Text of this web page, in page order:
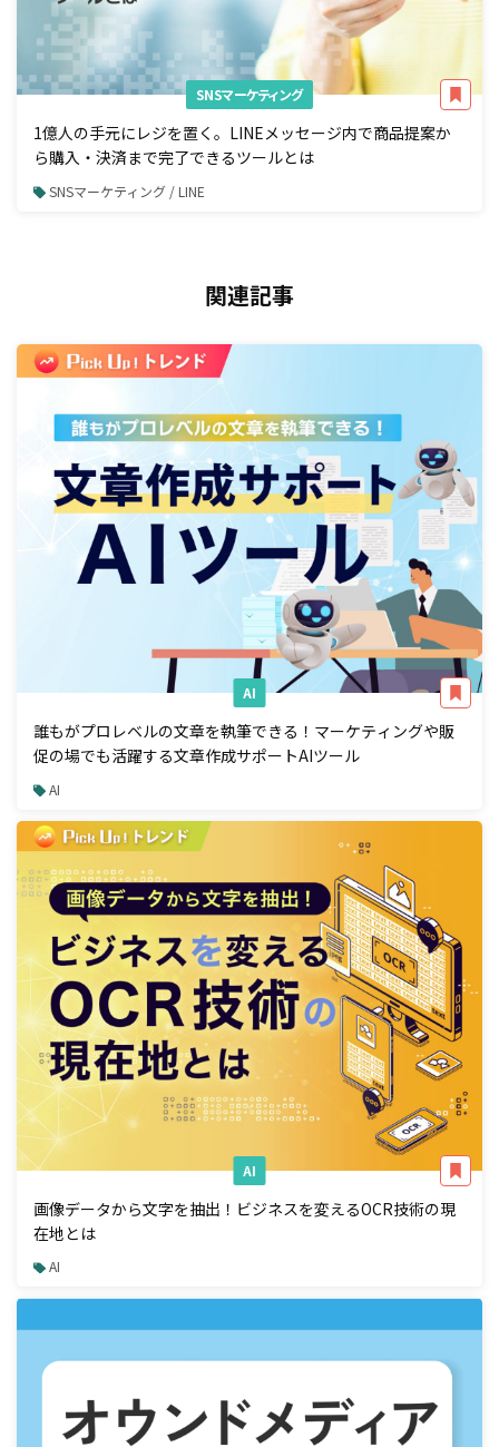
SNSマーケティング
1億人の手元にレジを置く。LINEメッセージ内で商品提案か
ら購入・決済まで完了できるツールとは
SNSマーケティング / LINE
関連記事
AI
誰もがプロレベルの文章を執筆できる！マーケティングや販
促の場でも活躍する文章作成サポートAIツール
AI
AI
画像データから文字を抽出！ビジネスを変えるOCR技術の現
在地とは
AI